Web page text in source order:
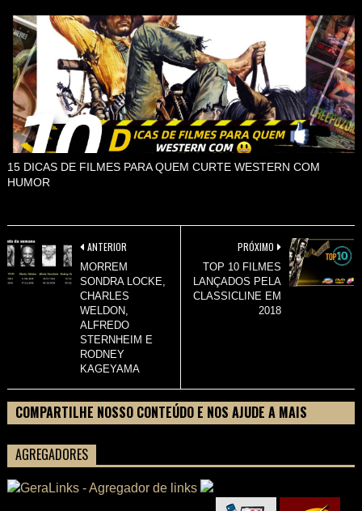
15 DICAS DE FILMES PARA QUEM CURTE WESTERN COM
HUMOR
PRÓXIMO
TOP 10 FILMES
LANÇADOS PELA
CLASSICLINE EM
2018
ANTERIOR
MORREM
SONDRA LOCKE,
CHARLES
WELDON,
ALFREDO
STERNHEIM E
RODNEY
KAGEYAMA
COMPARTILHE NOSSO CONTEÚDO E NOS AJUDE A MAIS
AGREGADORES